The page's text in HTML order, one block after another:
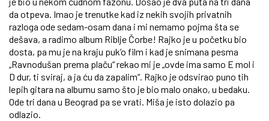
da otpeva. Imao je trenutke kad iz nekih svojih privatnih
razloga ode sedam-osam dana i mi nemamo pojma šta se
dešava, a radimo album Riblje Čorbe! Rajko je u početku bio
dosta, pa mu je na kraju puk’o film i kad je snimana pesma
„Ravnodušan prema plaču“ rekao mi je „ovde ima samo E mol i
D dur, ti sviraj, a ja ću da zapalim“. Rajko je odsvirao puno tih
lepih gitara na albumu samo što je bio malo onako, u bedaku.
Ode tri dana u Beograd pa se vrati. Miša je isto dolazio pa
odlazio.